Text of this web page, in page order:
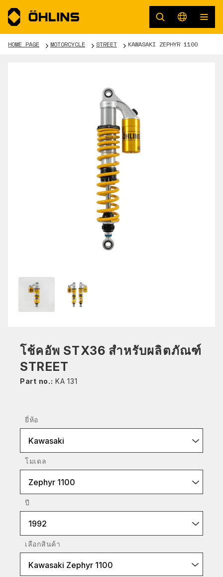
HOME PAGE MOTORCYCLE STREET KAWASAKI ZEPHYR 1100
โช้คอัพ STX36 สำหรับผลิตภัณฑ์
STREET
Part no.: KA 131
ยี่ห้อ
Kawasaki
โมเดล
Zephyr 1100
ปี
1992
เลือกสินค้า
Kawasaki Zephyr 1100